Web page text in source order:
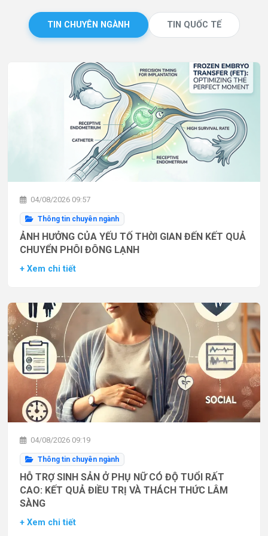
TIN CHUYÊN NGÀNH TIN QUỐC TẾ
04/08/2026 09:57
Thông tin chuyên ngành
ẢNH HƯỞNG CỦA YẾU TỐ THỜI GIAN ĐẾN KẾT QUẢ
CHUYỂN PHÔI ĐÔNG LẠNH
+ Xem chi tiết
04/08/2026 09:19
Thông tin chuyên ngành
HỖ TRỢ SINH SẢN Ở PHỤ NỮ CÓ ĐỘ TUỔI RẤT
CAO: KẾT QUẢ ĐIỀU TRỊ VÀ THÁCH THỨC LÂM
SÀNG
+ Xem chi tiết